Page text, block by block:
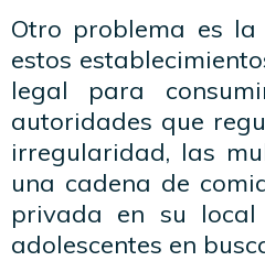
Otro problema es
estos
legal para
autoridades que
irregularidad, las
una cadena de
privada en su
adolescentes en